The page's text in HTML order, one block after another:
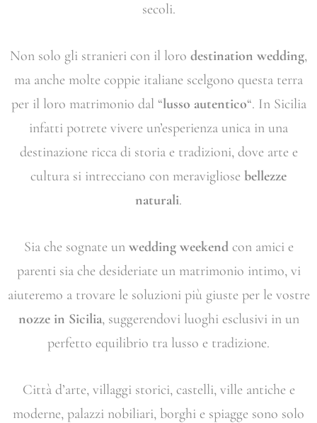
secoli.
Non solo gli stranieri con il loro destination wedding,
ma anche molte coppie italiane scelgono questa terra
per il loro matrimonio dal “lusso autentico“. In Sicilia
infatti potrete vivere un’esperienza unica in una
destinazione ricca di storia e tradizioni, dove arte e
cultura si intrecciano con meravigliose bellezze
naturali.
Sia che sognate un wedding weekendcon amici e
parenti sia che desideriate un matrimonio intimo, vi
aiuteremo a trovare le soluzioni più giuste per le vostre
nozze in Sicilia, suggerendovi luoghi esclusivi in un
perfetto equilibrio tra lusso e tradizione.
Città d’arte, villaggi storici, castelli, ville antiche e
moderne, palazzi nobiliari, borghi e spiagge sono solo